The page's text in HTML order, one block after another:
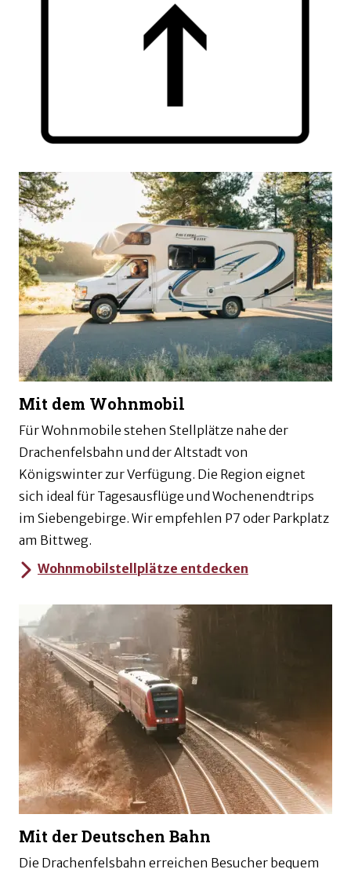
Mit dem Wohnmobil
Für Wohnmobile stehen Stellplätze nahe der
Drachenfelsbahn und der Altstadt von
Königswinter zur Verfügung. Die Region eignet
sich ideal für Tagesausflüge und Wochenendtrips
im Siebengebirge. Wir empfehlen P7 oder Parkplatz
am Bittweg.
Wohnmobilstellplätze entdecken
Mit der Deutschen Bahn
Die Drachenfelsbahn erreichen Besucher bequem